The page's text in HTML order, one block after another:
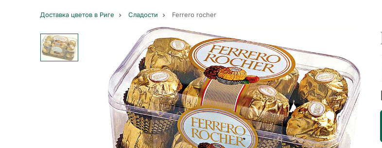
Доставка цветов в Риге Сладости Ferrero rocher